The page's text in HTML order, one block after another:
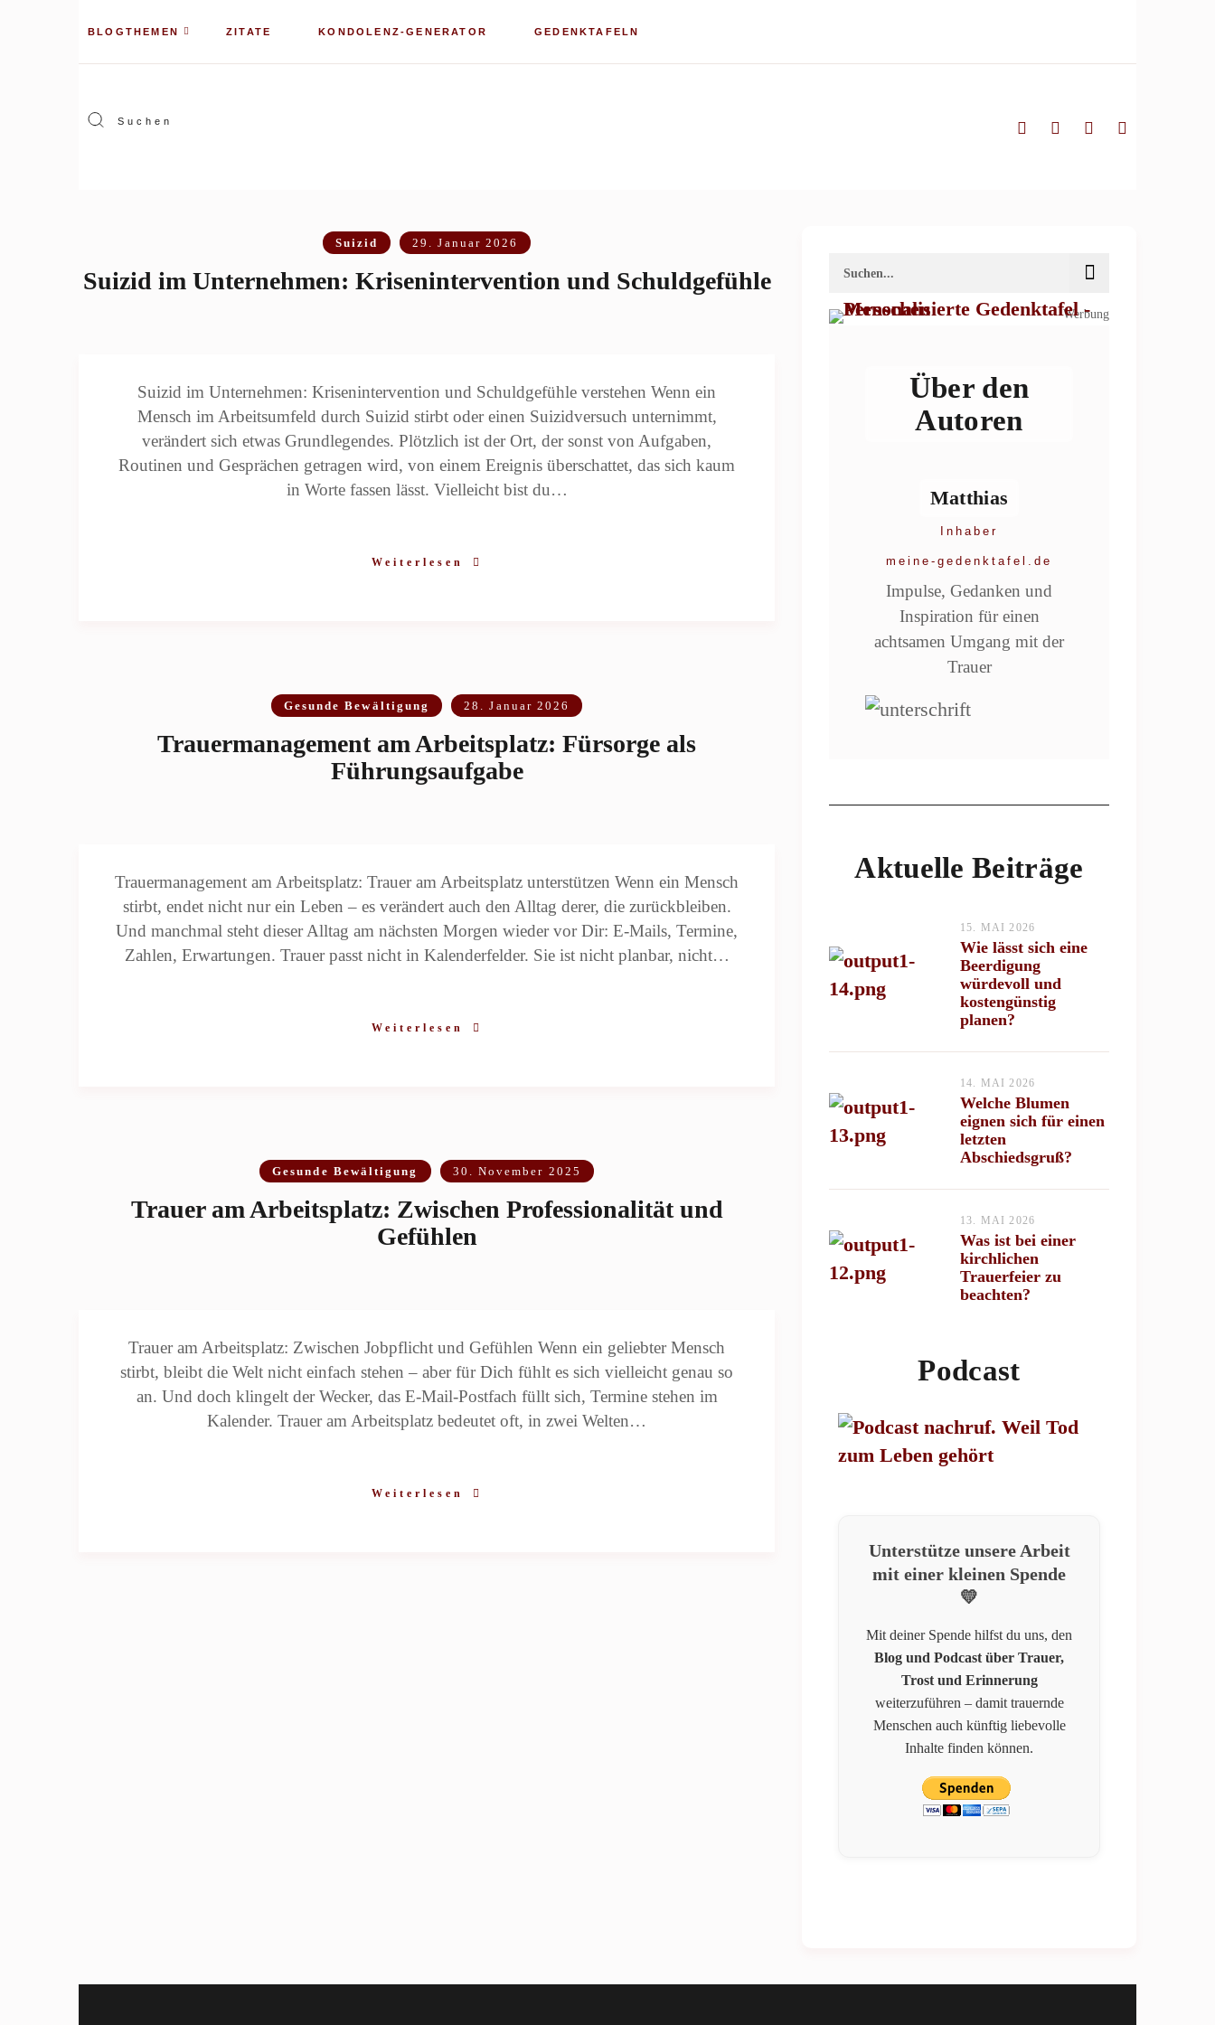
BLOGTHEMEN ZITATE KONDOLENZ-GENERATOR GEDENKTAFELN
Suizid 29. Januar 2026
Suizid im Unternehmen: Krisenintervention und Schuldgefühle
Suizid im Unternehmen: Krisenintervention und Schuldgefühle verstehen Wenn ein
Mensch im Arbeitsumfeld durch Suizid stirbt oder einen Suizidversuch unternimmt,
verändert sich etwas Grundlegendes. Plötzlich ist der Ort, der sonst von Aufgaben,
Routinen und Gesprächen getragen wird, von einem Ereignis überschattet, das sich kaum
in Worte fassen lässt. Vielleicht bist du…
Weiterlesen
Gesunde Bewältigung 28. Januar 2026
Trauermanagement am Arbeitsplatz: Fürsorge als
Führungsaufgabe
Trauermanagement am Arbeitsplatz: Trauer am Arbeitsplatz unterstützen Wenn ein Mensch
stirbt, endet nicht nur ein Leben – es verändert auch den Alltag derer, die zurückbleiben.
Und manchmal steht dieser Alltag am nächsten Morgen wieder vor Dir: E-Mails, Termine,
Zahlen, Erwartungen. Trauer passt nicht in Kalenderfelder. Sie ist nicht planbar, nicht…
Weiterlesen
Gesunde Bewältigung 30. November 2025
Trauer am Arbeitsplatz: Zwischen Professionalität und
Gefühlen
Trauer am Arbeitsplatz: Zwischen Jobpflicht und Gefühlen Wenn ein geliebter Mensch
stirbt, bleibt die Welt nicht einfach stehen – aber für Dich fühlt es sich vielleicht genau so
an. Und doch klingelt der Wecker, das E-Mail-Postfach füllt sich, Termine stehen im
Kalender. Trauer am Arbeitsplatz bedeutet oft, in zwei Welten…
Weiterlesen
Werbung
Über den
Autoren
Matthias
Inhaber
meine-gedenktafel.de
Impulse, Gedanken und
Inspiration für einen
achtsamen Umgang mit der
Trauer
Aktuelle Beiträge
15. MAI 2026
Wie lässt sich eine
Beerdigung
würdevoll und
kostengünstig
planen?
14. MAI 2026
Welche Blumen
eignen sich für einen
letzten
Abschiedsgruß?
13. MAI 2026
Was ist bei einer
kirchlichen
Trauerfeier zu
beachten?
Podcast
Unterstütze unsere Arbeit
mit einer kleinen Spende
💛
Mit deiner Spende hilfst du uns, den
Blog und Podcast über Trauer,
Trost und Erinnerung
weiterzuführen – damit trauernde
Menschen auch künftig liebevolle
Inhalte finden können.